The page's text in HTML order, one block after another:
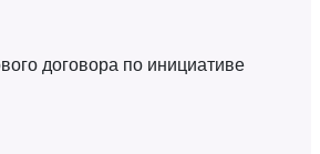
договора по инициативе